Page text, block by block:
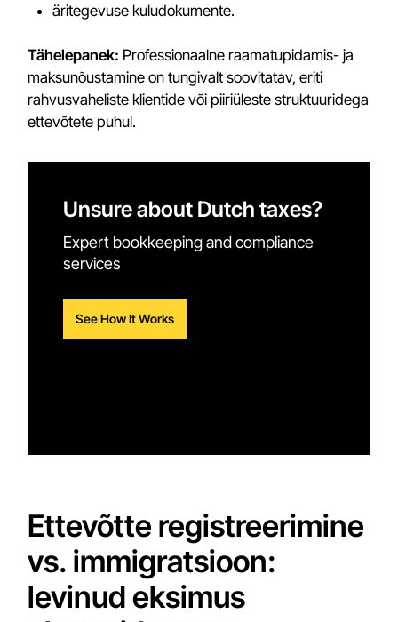
äritegevuse kuludokumente.
Tähelepanek: Professionaalne raamatupidamis- ja
maksunõustamine on tungivalt soovitatav, eriti
rahvusvaheliste klientide või piiriüleste struktuuridega
ettevõtete puhul.
Unsure about Dutch taxes?
Expert bookkeeping and compliance
services
See How It Works
Ettevõtte registreerimine
vs. immigratsioon:
levinud eksimus